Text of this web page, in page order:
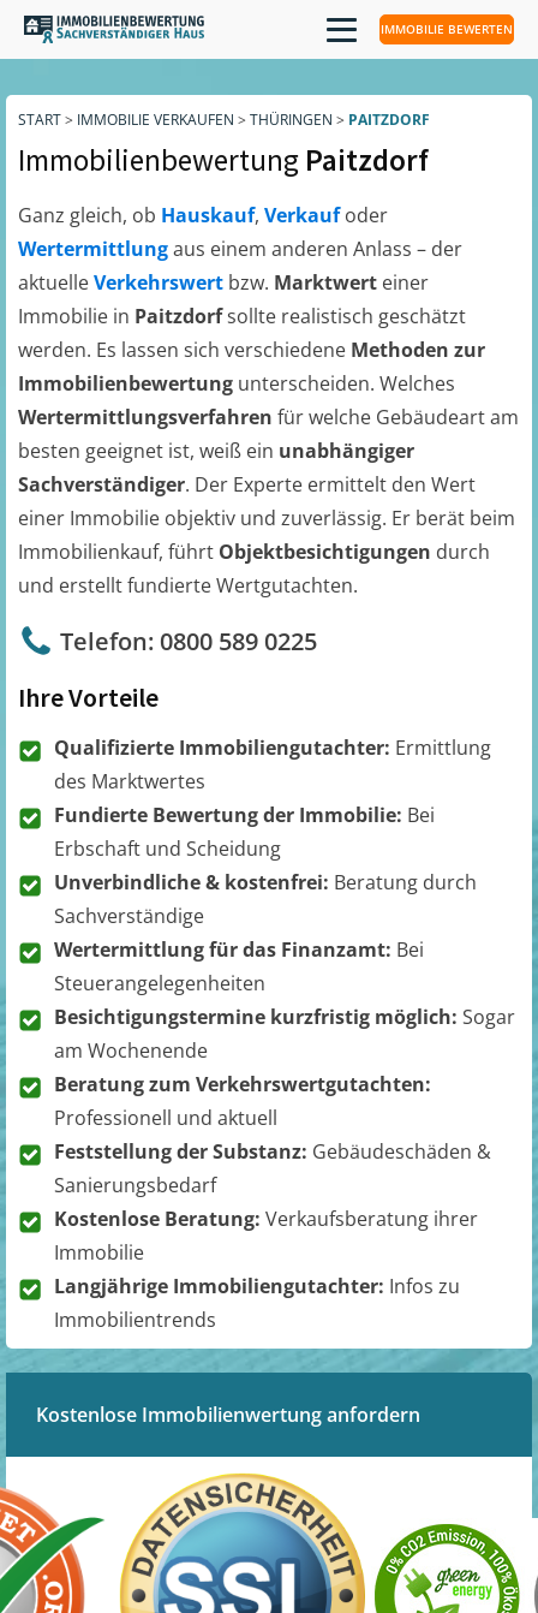
IMMOBILIE BEWERTEN
START> IMMOBILIE VERKAUFEN > THÜRINGEN > PAITZDORF
Immobilienbewertung Paitzdorf
Ganz gleich, ob Hauskauf, Verkaufoder
Wertermittlungaus einem anderen Anlass – der
aktuelleVerkehrswert bzw. Marktwert einer
Immobilie in Paitzdorfsollte realistisch geschätzt
werden. Es lassen sich verschiedene Methoden zur
Immobilienbewertung unterscheiden. Welches
Wertermittlungsverfahren für welche Gebäudeart am
besten geeignet ist, weiß ein unabhängiger
Sachverständiger. Der Experte ermittelt den Wert
einer Immobilie objektiv und zuverlässig. Er berät beim
Immobilienkauf, führt Objektbesichtigungen durch
und erstellt fundierte Wertgutachten.
Telefon: 0800 589 0225
Ihre Vorteile
Qualifizierte Immobiliengutachter: Ermittlung
des Marktwertes
Fundierte Bewertung der Immobilie: Bei
Erbschaft und Scheidung
Unverbindliche & kostenfrei: Beratung durch
Sachverständige
Wertermittlung für das Finanzamt: Bei
Steuerangelegenheiten
Besichtigungstermine kurzfristig möglich: Sogar
am Wochenende
Beratung zum Verkehrswertgutachten:
Professionell und aktuell
Feststellung der Substanz: Gebäudeschäden &
Sanierungsbedarf
Kostenlose Beratung: Verkaufsberatung ihrer
Immobilie
Langjährige Immobiliengutachter: Infos zu
Immobilientrends
Kostenlose Immobilienwertung anfordern